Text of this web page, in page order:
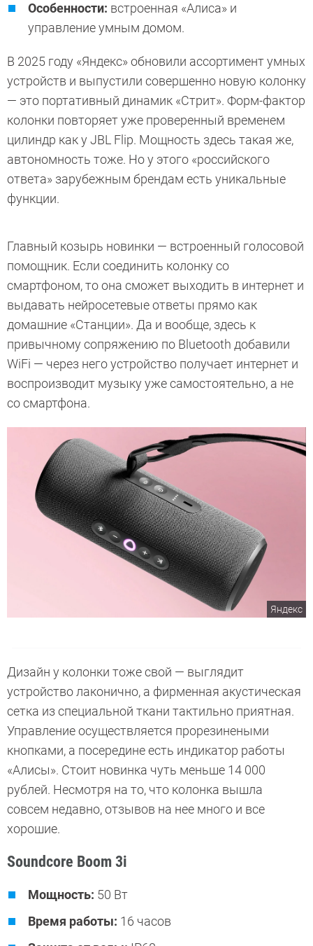
Особенности: встроенная «Алиса» и
управление умным домом.
В 2025 году «Яндекс» обновили ассортимент умных
устройств и выпустили совершенно новую колонку
— это портативный динамик «Стрит». Форм-фактор
колонки повторяет уже проверенный временем
цилиндр как у JBL Flip. Мощность здесь такая же,
автономность тоже. Но у этого «российского
ответа» зарубежным брендам есть уникальные
функции.
Главный козырь новинки — встроенный голосовой
помощник. Если соединить колонку со
смартфоном, то она сможет выходить в интернет и
выдавать нейросетевые ответы прямо как
домашние «Станции». Да и вообще, здесь к
привычному сопряжению по Bluetooth добавили
WiFi — через него устройство получает интернет и
воспроизводит музыку уже самостоятельно, а не
со смартфона.
Яндекс
Дизайн у колонки тоже свой — выглядит
устройство лаконично, а фирменная акустическая
сетка из специальной ткани тактильно приятная.
Управление осуществляется прорезинеными
кнопками, а посередине есть индикатор работы
«Алисы». Стоит новинка чуть меньше 14 000
рублей. Несмотря на то, что колонка вышла
совсем недавно, отзывов на нее много и все
хорошие.
Soundcore Boom 3i
Мощность: 50 Вт
Время работы: 16 часов